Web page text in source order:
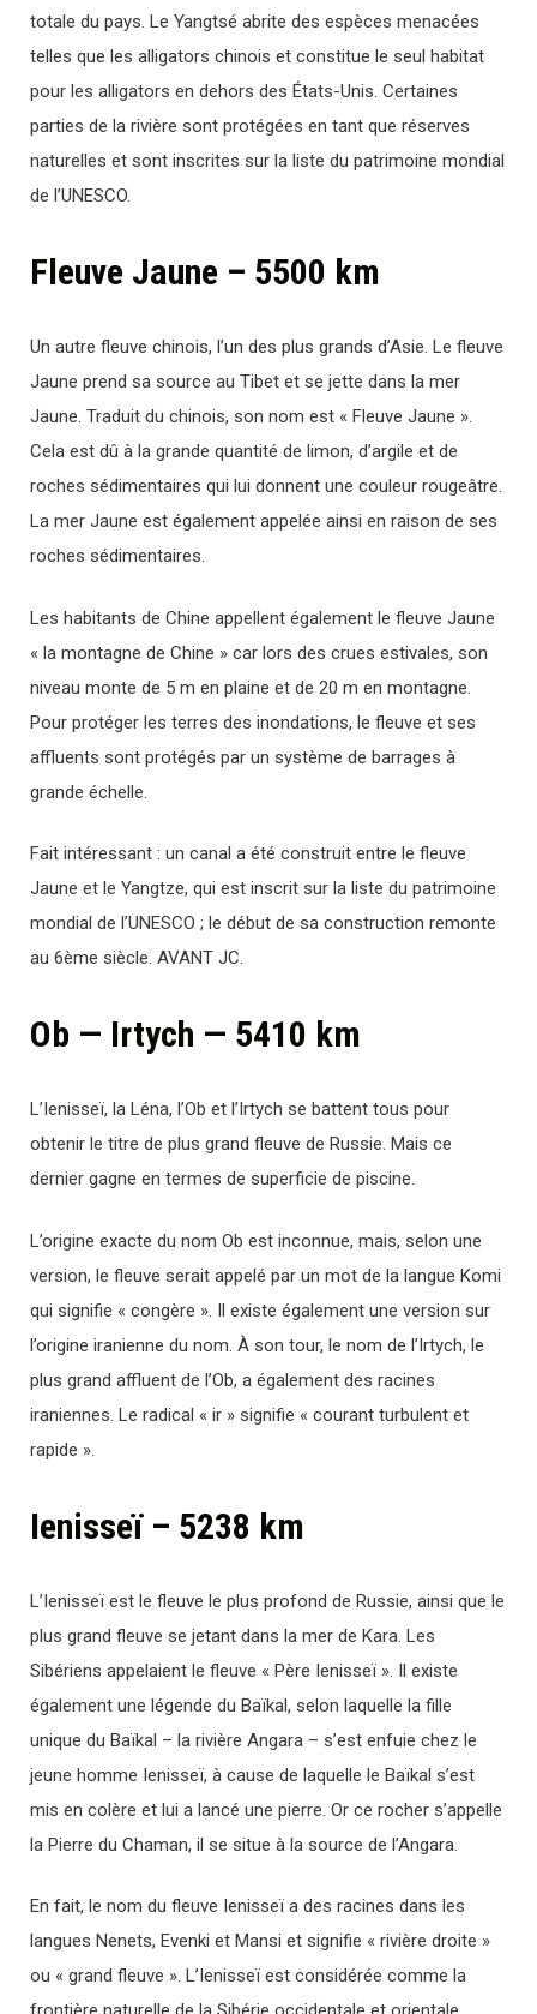
totale du pays. Le Yangtsé abrite des espèces menacées
telles que les alligators chinois et constitue le seul habitat
pour les alligators en dehors des États-Unis. Certaines
parties de la rivière sont protégées en tant que réserves
naturelles et sont inscrites sur la liste du patrimoine mondial
de l’UNESCO.
Fleuve Jaune – 5500 km
Un autre fleuve chinois, l’un des plus grands d’Asie. Le fleuve
Jaune prend sa source au Tibet et se jette dans la mer
Jaune. Traduit du chinois, son nom est « Fleuve Jaune ».
Cela est dû à la grande quantité de limon, d’argile et de
roches sédimentaires qui lui donnent une couleur rougeâtre.
La mer Jaune est également appelée ainsi en raison de ses
roches sédimentaires.
Les habitants de Chine appellent également le fleuve Jaune
« la montagne de Chine » car lors des crues estivales, son
niveau monte de 5 m en plaine et de 20 m en montagne.
Pour protéger les terres des inondations, le fleuve et ses
affluents sont protégés par un système de barrages à
grande échelle.
Fait intéressant : un canal a été construit entre le fleuve
Jaune et le Yangtze, qui est inscrit sur la liste du patrimoine
mondial de l’UNESCO ; le début de sa construction remonte
au 6ème siècle. AVANT JC.
Ob — Irtych — 5410 km
L’Ienisseï, la Léna, l’Ob et l’Irtych se battent tous pour
obtenir le titre de plus grand fleuve de Russie. Mais ce
dernier gagne en termes de superficie de piscine.
L’origine exacte du nom Ob est inconnue, mais, selon une
version, le fleuve serait appelé par un mot de la langue Komi
qui signifie « congère ». Il existe également une version sur
l’origine iranienne du nom. À son tour, le nom de l’Irtych, le
plus grand affluent de l’Ob, a également des racines
iraniennes. Le radical « ir » signifie « courant turbulent et
rapide ».
Ienisseï – 5238 km
L’Ienisseï est le fleuve le plus profond de Russie, ainsi que le
plus grand fleuve se jetant dans la mer de Kara. Les
Sibériens appelaient le fleuve « Père Ienisseï ». Il existe
également une légende du Baïkal, selon laquelle la fille
unique du Baïkal – la rivière Angara – s’est enfuie chez le
jeune homme Ienisseï, à cause de laquelle le Baïkal s’est
mis en colère et lui a lancé une pierre. Or ce rocher s’appelle
la Pierre du Chaman, il se situe à la source de l’Angara.
En fait, le nom du fleuve Ienisseï a des racines dans les
langues Nenets, Evenki et Mansi et signifie « rivière droite »
ou « grand fleuve ». L’Ienisseï est considérée comme la